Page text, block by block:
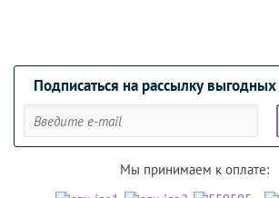
Подписаться на рассылку
Мы принимаем к оплате: